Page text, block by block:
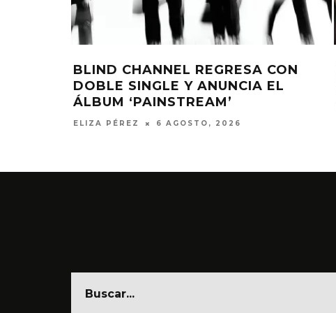
BLIND CHANNEL REGRESA CON
DOBLE SINGLE Y ANUNCIA EL
ÁLBUM ‘PAINSTREAM’
ELIZA PÉREZ 6 AGOSTO, 2026